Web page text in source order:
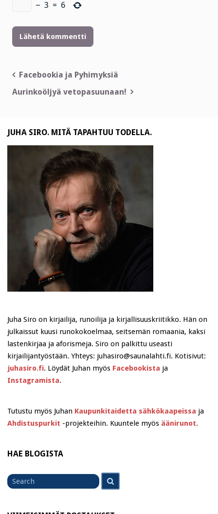
− 3 = 6
Artikkelien
selaus
Facebookia ja Pyhimyksiä
Aurinkoöljyä vetopasuunaan!
JUHA SIRO. MITÄ TAPAHTUU TODELLA.
Juha Siro on kirjailija, runoilija ja kirjallisuuskriitikko. Hän on
julkaissut kuusi runokokoelmaa, seitsemän romaania, kaksi
lastenkirjaa ja aforismeja. Siro on palkittu useasti
kirjailijantyöstään. Yhteys: juhasiro@saunalahti.fi. Kotisivut:
juhasiro.fi. Löydät Juhan myös Facebookista ja
Instagramista.
Tutustu myös Juhan Kaupunkitaidetta sähkökaapeissa ja
Ahdistuspurkit -projekteihin. Kuuntele myös äänirunot.
HAE BLOGISTA
Search
for